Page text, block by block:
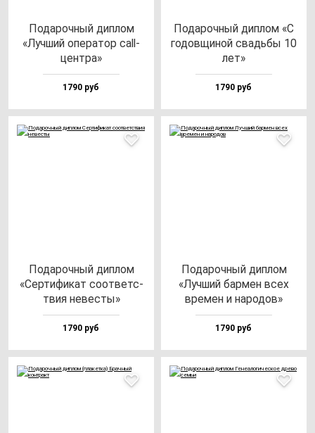
Пода­роч­ный дип­лом
«Луч­ший опе­ра­тор call-
цен­тра»
1790 руб
Пода­роч­ный дип­лом «С
го­дов­щи­ной свадь­бы 10
лет»
1790 руб
Пода­роч­ный дип­лом
«Сер­ти­фи­кат со­от­ветс­
твия не­вес­ты»
1790 руб
Пода­роч­ный дип­лом
«Луч­ший бар­мен всех
вре­мен и на­ро­дов»
1790 руб